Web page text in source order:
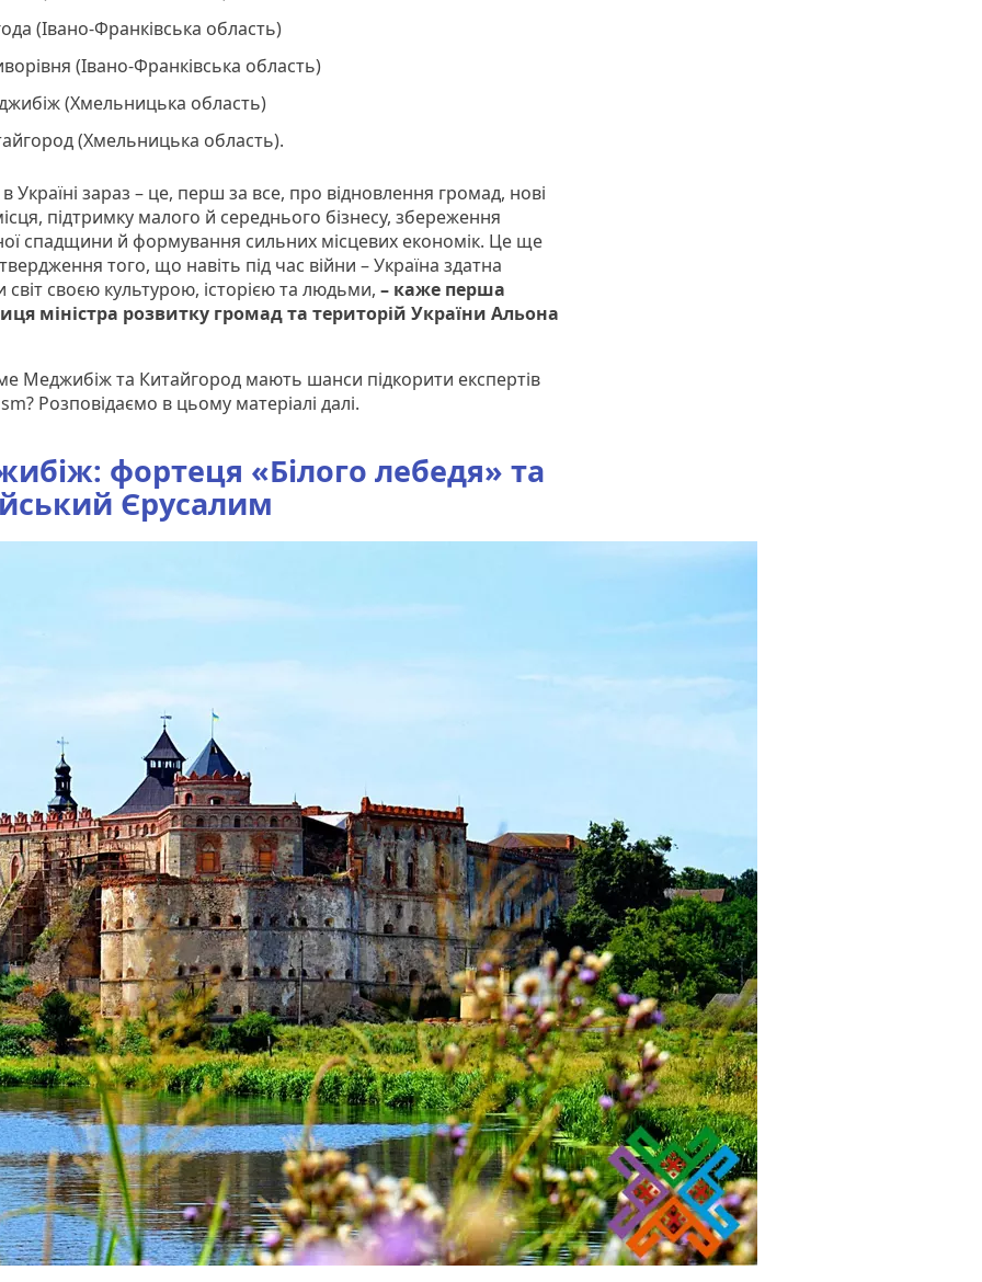
(Івано-Франківська область)
(Івано-Франківська область)
(Хмельницька область)
(Хмельницька область).
Україні зараз – це, перш за все, про відновлення громад, нові
підтримку малого й середнього бізнесу, збереження
спадщини й формування сильних місцевих економік. Це ще
того, що навіть під час війни – Україна здатна
світ своєю культурою, історією та людьми, – каже перша
міністра розвитку громад та територій України Альона
Меджибіж та Китайгород мають шанси підкорити експертів
Розповідаємо в цьому матеріалі далі.
фортеця «Білого лебедя» та
Єрусалим